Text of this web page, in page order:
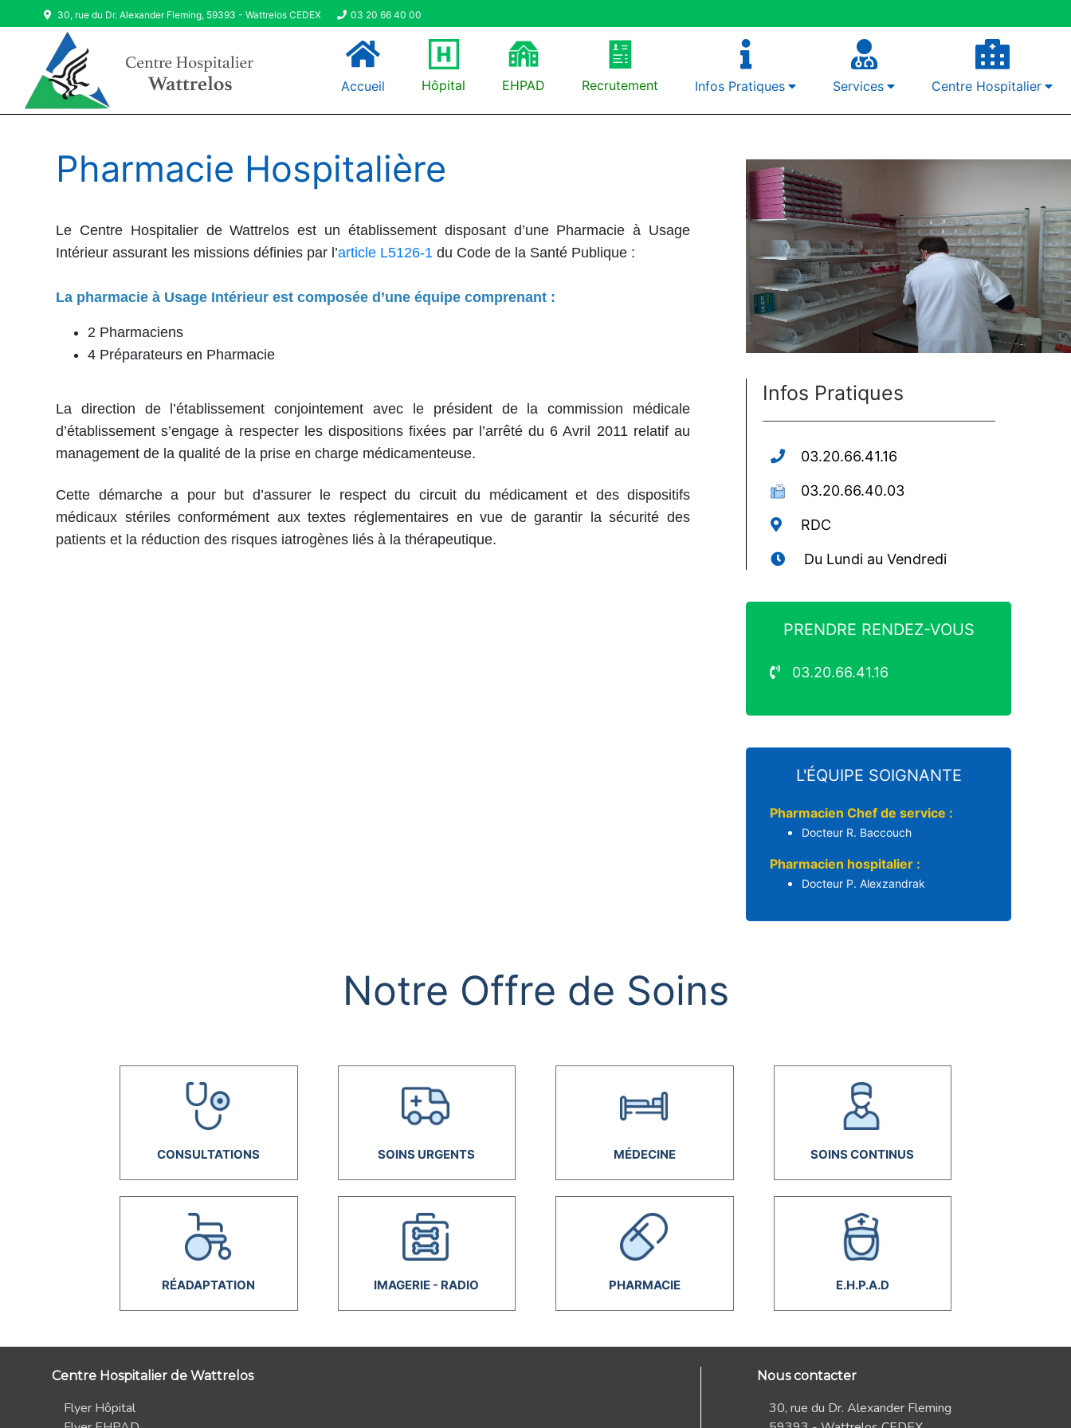
30, rue du Dr. Alexander Fleming, 59393 - Wattrelos CEDEX 03 20 66 40 00
Accueil Hôpital EHPAD Recrutement Infos Pratiques Services Centre Hospitalier
Pharmacie Hospitalière
Le Centre Hospitalier de Wattrelos est un établissement disposant d’une Pharmacie à Usage
Intérieur assurant les missions définies par l’article L5126-1 du Code de la Santé Publique :
La pharmacie à Usage Intérieur est composée d’une équipe comprenant :
2 Pharmaciens
4 Préparateurs en Pharmacie
La direction de l’établissement conjointement avec le président de la commission médicale
d’établissement s’engage à respecter les dispositions fixées par l’arrêté du 6 Avril 2011 relatif au
management de la qualité de la prise en charge médicamenteuse.
Cette démarche a pour but d’assurer le respect du circuit du médicament et des dispositifs
médicaux stériles conformément aux textes réglementaires en vue de garantir la sécurité des
patients et la réduction des risques iatrogènes liés à la thérapeutique.
Infos Pratiques
03.20.66.41.16
03.20.66.40.03
RDC
Du Lundi au Vendredi
PRENDRE RENDEZ-VOUS
03.20.66.41.16
L'ÉQUIPE SOIGNANTE
Pharmacien Chef de service :
Docteur R. Baccouch
Pharmacien hospitalier :
Docteur P. Alexzandrak
Notre Offre de Soins
CONSULTATIONS SOINS URGENTS MÉDECINE SOINS CONTINUS
RÉADAPTATION IMAGERIE - RADIO PHARMACIE E.H.P.A.D
Centre Hospitalier de Wattrelos
Flyer Hôpital
Nous contacter
30, rue du Dr. Alexander Fleming